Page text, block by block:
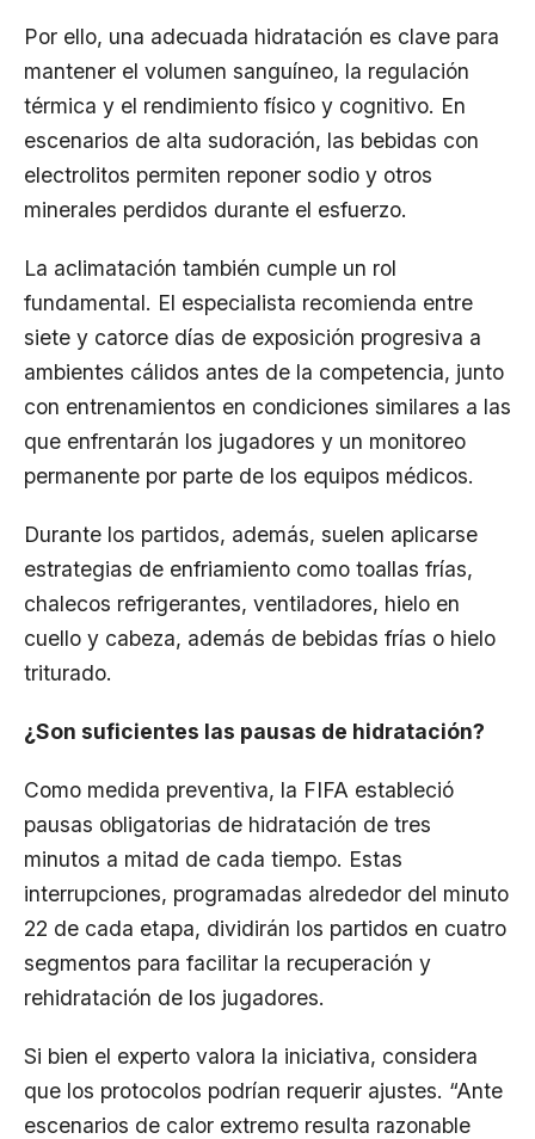
Por ello, una adecuada hidratación es clave para
mantener el volumen sanguíneo, la regulación
térmica y el rendimiento físico y cognitivo. En
escenarios de alta sudoración, las bebidas con
electrolitos permiten reponer sodio y otros
minerales perdidos durante el esfuerzo.
La aclimatación también cumple un rol
fundamental. El especialista recomienda entre
siete y catorce días de exposición progresiva a
ambientes cálidos antes de la competencia, junto
con entrenamientos en condiciones similares a las
que enfrentarán los jugadores y un monitoreo
permanente por parte de los equipos médicos.
Durante los partidos, además, suelen aplicarse
estrategias de enfriamiento como toallas frías,
chalecos refrigerantes, ventiladores, hielo en
cuello y cabeza, además de bebidas frías o hielo
triturado.
¿Son suficientes las pausas de hidratación?
Como medida preventiva, la FIFA estableció
pausas obligatorias de hidratación de tres
minutos a mitad de cada tiempo. Estas
interrupciones, programadas alrededor del minuto
22 de cada etapa, dividirán los partidos en cuatro
segmentos para facilitar la recuperación y
rehidratación de los jugadores.
Si bien el experto valora la iniciativa, considera
que los protocolos podrían requerir ajustes. “Ante
escenarios de calor extremo resulta razonable